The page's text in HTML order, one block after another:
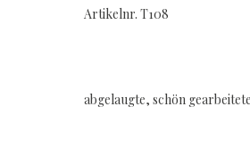
Artikelnr. T108
abgelaugte, schön